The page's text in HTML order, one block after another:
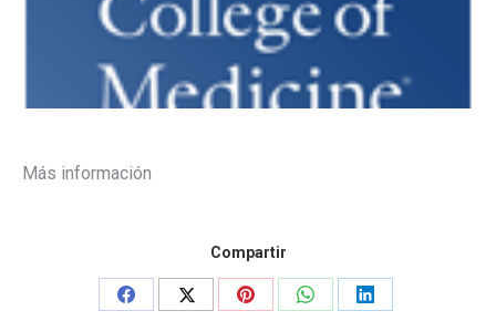
Más información
Compartir
Share
Share
Share
Share
Share